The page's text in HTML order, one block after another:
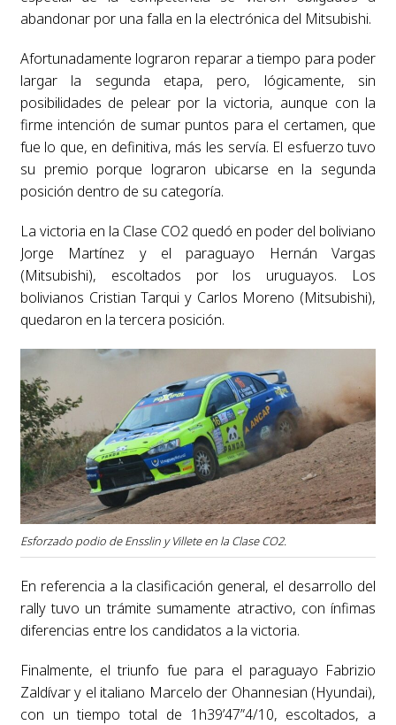
abandonar por una falla en la electrónica del Mitsubishi.
Afortunadamente lograron reparar a tiempo para poder
largar la segunda etapa, pero, lógicamente, sin
posibilidades de pelear por la victoria, aunque con la
firme intención de sumar puntos para el certamen, que
fue lo que, en definitiva, más les servía. El esfuerzo tuvo
su premio porque lograron ubicarse en la segunda
posición dentro de su categoría.
La victoria en la Clase CO2 quedó en poder del boliviano
Jorge Martínez y el paraguayo Hernán Vargas
(Mitsubishi), escoltados por los uruguayos. Los
bolivianos Cristian Tarqui y Carlos Moreno (Mitsubishi),
quedaron en la tercera posición.
Esforzado podio de Ensslin y Villete en la Clase CO2.
En referencia a la clasificación general, el desarrollo del
rally tuvo un trámite sumamente atractivo, con ínfimas
diferencias entre los candidatos a la victoria.
Finalmente, el triunfo fue para el paraguayo Fabrizio
Zaldívar y el italiano Marcelo der Ohannesian (Hyundai),
con un tiempo total de 1h39’47”4/10, escoltados, a